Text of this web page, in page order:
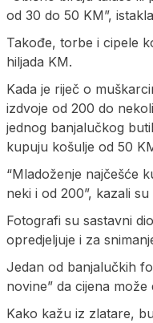
od 30 do 50 KM”,
Takođe, torbe i cipele
hiljada KM.
Kada je riječ o
izdvoje od 200 do
jednog banjalučkog
kupuju košulje od 50
“Mladoženje najčešće
neki i od 200”, kazali su
Fotografi su sastavni
opredjeljuje i za
Jedan od banjalučkih
novine” da cijena
Kako kažu iz zlatare,